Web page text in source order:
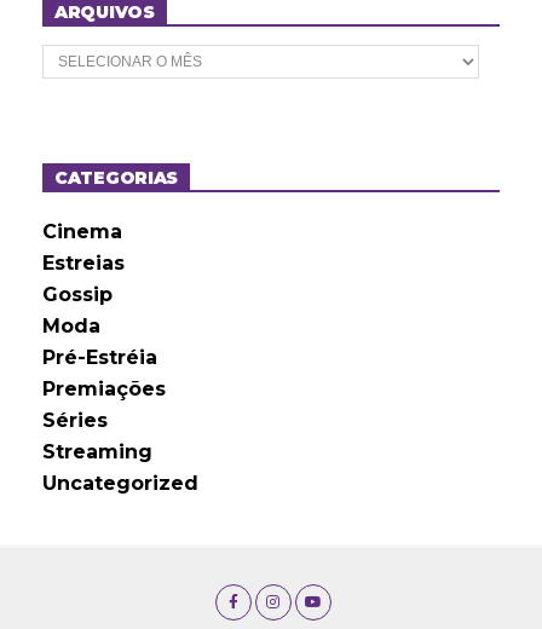
ARQUIVOS
A
r
o
sCATEGORIAS
Cinema
Estreias
Gossip
Moda
Pré-Estréia
Premiações
Séries
Streaming
Uncategorized